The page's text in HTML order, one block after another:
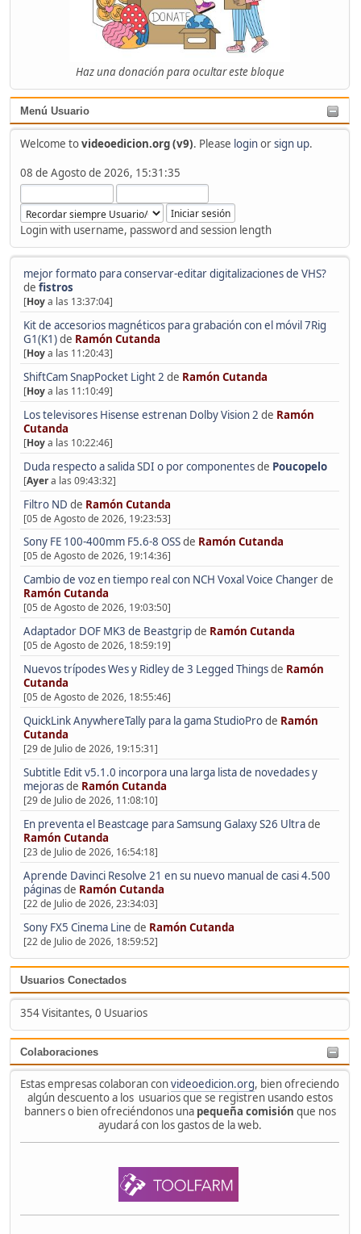
Haz una donación para ocultar este bloque
Menú Usuario
Welcome tovideoedicion.org (v9). Please loginorsign up.
08 de Agosto de 2026, 15:31:35
Login with username, password and session length
mejor formato para conservar-editar digitalizaciones de VHS?
de fistros
[Hoya las 13:37:04]
Kit de accesorios magnéticos para grabación con el móvil 7Rig
G1(K1)de Ramón Cutanda
[Hoya las 11:20:43]
ShiftCam SnapPocket Light 2 de Ramón Cutanda
[Hoya las 11:10:49]
Los televisores Hisense estrenan Dolby Vision 2 de Ramón
Cutanda
[Hoya las 10:22:46]
Duda respecto a salida SDI o por componentesde Poucopelo
[Ayera las 09:43:32]
Filtro ND de Ramón Cutanda
[05 de Agosto de 2026, 19:23:53]
Sony FE 100-400mm F5.6-8 OSSde Ramón Cutanda
[05 de Agosto de 2026, 19:14:36]
Cambio de voz en tiempo real con NCH Voxal Voice Changerde
Ramón Cutanda
[05 de Agosto de 2026, 19:03:50]
Adaptador DOF MK3 de Beastgripde Ramón Cutanda
[05 de Agosto de 2026, 18:59:19]
Nuevos trípodes Wes y Ridley de 3 Legged Thingsde Ramón
Cutanda
[05 de Agosto de 2026, 18:55:46]
QuickLink AnywhereTally para la gama StudioProde Ramón
Cutanda
[29 de Julio de 2026, 19:15:31]
Subtitle Edit v5.1.0 incorpora una larga lista de novedades y
mejorasde Ramón Cutanda
[29 de Julio de 2026, 11:08:10]
En preventa el Beastcage para Samsung Galaxy S26 Ultrade
Ramón Cutanda
[23 de Julio de 2026, 16:54:18]
Aprende Davinci Resolve 21 en su nuevo manual de casi 4.500
páginasde Ramón Cutanda
[22 de Julio de 2026, 23:34:03]
Sony FX5 Cinema Line de Ramón Cutanda
[22 de Julio de 2026, 18:59:52]
Usuarios Conectados
354 Visitantes, 0 Usuarios
Colaboraciones
Estas empresas colaboran convideoedicion.org, bien ofreciendo
algún descuento a los usuarios que se registren usando estos
banners o bien ofreciéndonos una pequeña comisión que nos
ayudará con los gastos de la web.